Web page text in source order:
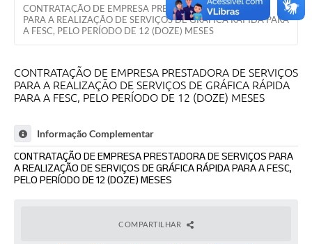
CONTRATAÇÃO DE EMPRESA PRESTADORA DE SERVIÇOS
PARA A REALIZAÇÃO DE SERVIÇOS DE GRÁFICA RÁPIDA PARA
A FESC, PELO PERÍODO DE 12 (DOZE) MESES
CONTRATAÇÃO DE EMPRESA PRESTADORA DE SERVIÇOS
PARA A REALIZAÇÃO DE SERVIÇOS DE GRÁFICA RÁPIDA
PARA A FESC, PELO PERÍODO DE 12 (DOZE) MESES
Informação Complementar
CONTRATAÇÃO DE EMPRESA PRESTADORA DE SERVIÇOS PARA
A REALIZAÇÃO DE SERVIÇOS DE GRÁFICA RÁPIDA PARA A FESC,
PELO PERÍODO DE 12 (DOZE) MESES
COMPARTILHAR